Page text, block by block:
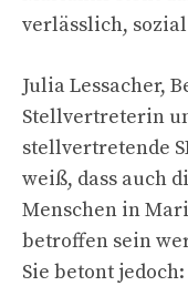
verlässlich,
Julia Lessacher,
Stellvertreterin
stellvertretende
weiß, dass auch
Menschen in
betroffen sein
Sie betont